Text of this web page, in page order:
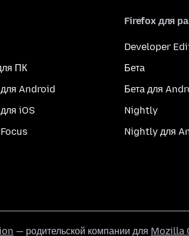
ПК
Android
iOS
Firefox для
Developer
Бета
Бета для
Nightly
Nightly для
— родительской компании для Mozilla